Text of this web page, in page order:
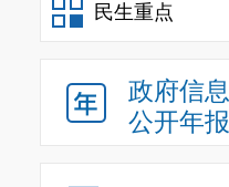
民生重点
政府信息
公开年报